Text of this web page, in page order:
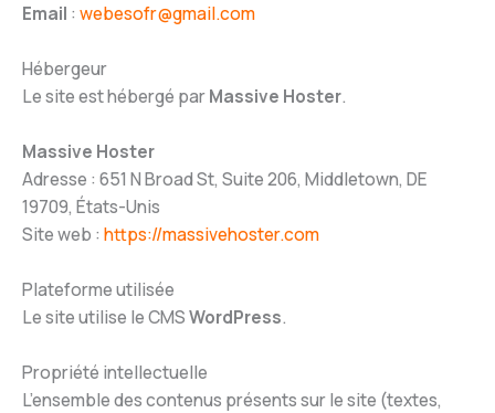
Email : webesofr@gmail.com
Hébergeur
Le site est hébergé parMassive Hoster.
Massive Hoster
Adresse : 651 N Broad St, Suite 206, Middletown, DE
19709, États-Unis
Site web : https://massivehoster.com
Plateforme utilisée
Le site utilise le CMSWordPress.
Propriété intellectuelle
L’ensemble des contenus présents sur le site (textes,